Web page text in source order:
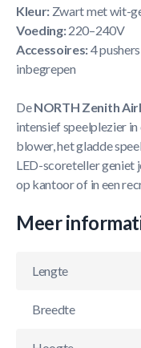
Kleur: Zwart met wit-
Voeding:220–240V
Accessoires:4
inbegrepen
DeNORTH Zenith
intensief speelplezier
blower, het gladde
LED-scoreteller geniet
op kantoor of in een
Meer
Lengte
Breedte